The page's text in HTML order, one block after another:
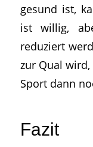
gesund ist,
ist willig,
reduziert
zur Qual
Sport dann
Fazit